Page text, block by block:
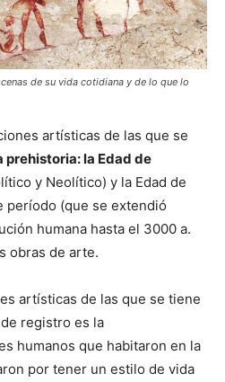
de su vida cotidiana y de lo que lo
artísticas de las que se
prehistoria: la Edad de
y Neolítico) y la Edad de
período (que se extendió
humana hasta el 3000 a.
obras de arte.
artísticas de las que se tiene
registro es la
humanos que habitaron en la
por tener un estilo de vida